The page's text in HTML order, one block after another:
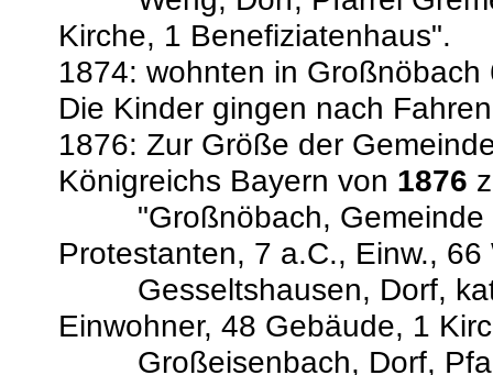
Kirche, 1 Benefiziatenhaus".
1874: wohnten in Großnöbach
Die Kinder gingen nach
1876: Zur Größe der
Königreichs Bayern von 1876
"Großnöbach, Gemeinde
Protestanten, 7 a.C., Einw.,
Gesseltshausen, Dorf,
Einwohner, 48 Gebäude, 1
Großeisenbach, Dorf,